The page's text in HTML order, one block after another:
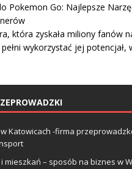
Pokemon Go: Najlepsze
która zyskała miliony fanów
wykorzystać jej potencjał,
Katowicach -firma
mieszkań – sposób na biznes w